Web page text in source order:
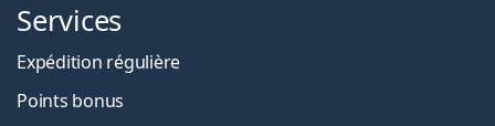
Services
Expédition régulière
Points bonus